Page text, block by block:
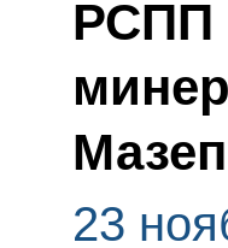
РСПП
23